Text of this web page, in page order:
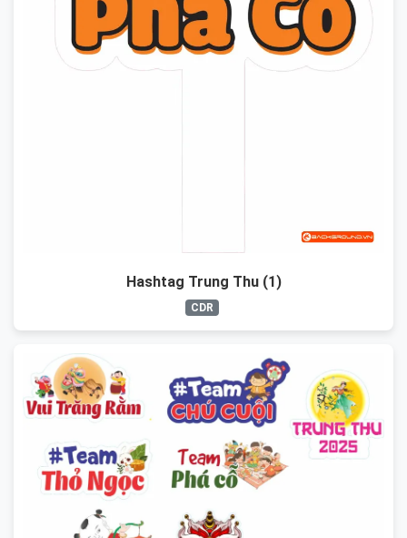
Hashtag Trung Thu (1)
CDR